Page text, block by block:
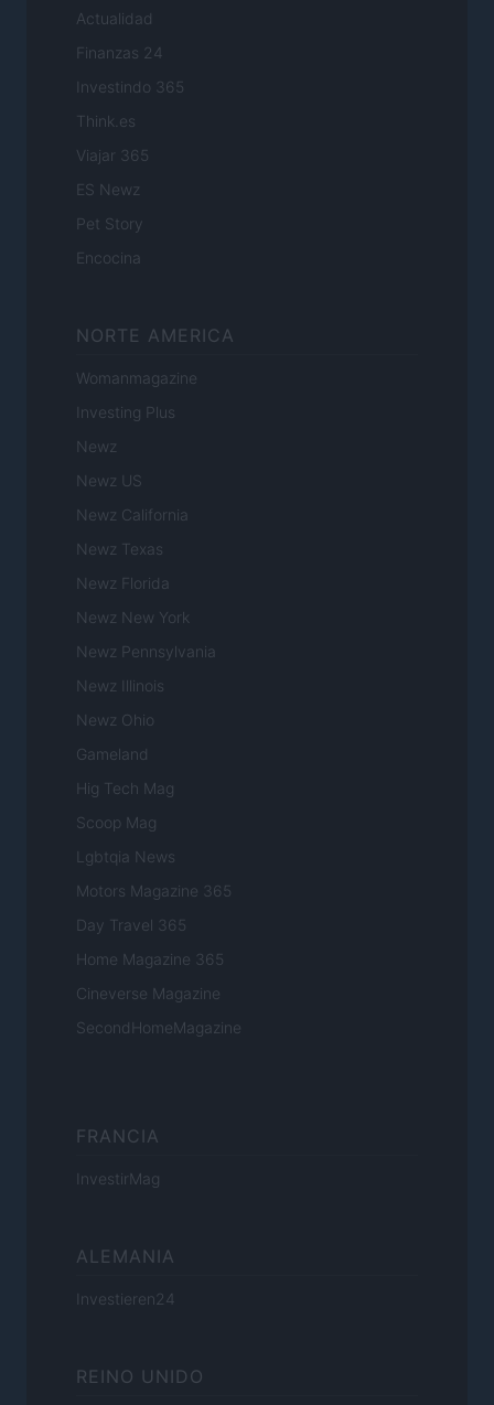
Actualidad
Finanzas 24
Investindo 365
Think.es
Viajar 365
ES Newz
Pet Story
Encocina
NORTE AMERICA
Womanmagazine
Investing Plus
Newz
Newz US
Newz California
Newz Texas
Newz Florida
Newz New York
Newz Pennsylvania
Newz Illinois
Newz Ohio
Gameland
Hig Tech Mag
Scoop Mag
Lgbtqia News
Motors Magazine 365
Day Travel 365
Home Magazine 365
Cineverse Magazine
SecondHomeMagazine
FRANCIA
InvestirMag
ALEMANIA
Investieren24
REINO UNIDO